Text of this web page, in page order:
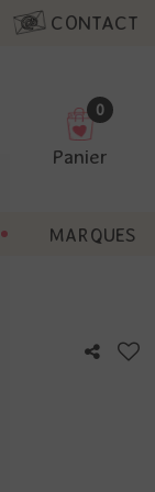
CONTACT
0
Panier
MARQUES